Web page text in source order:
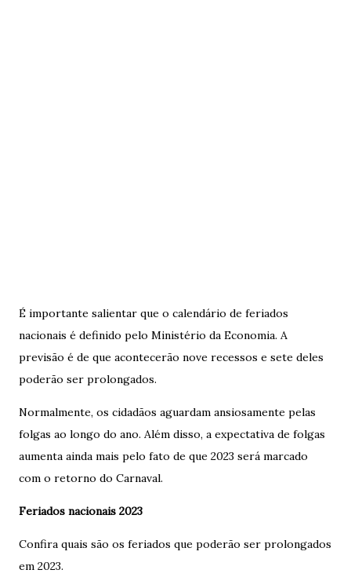
É importante salientar que o calendário de feriados
nacionais é definido pelo Ministério da Economia. A
previsão é de que acontecerão nove recessos e sete deles
poderão ser prolongados.
Normalmente, os cidadãos aguardam ansiosamente pelas
folgas ao longo do ano. Além disso, a expectativa de folgas
aumenta ainda mais pelo fato de que 2023 será marcado
com o retorno do Carnaval.
Feriados nacionais 2023
Confira quais são os feriados que poderão ser prolongados
em 2023.